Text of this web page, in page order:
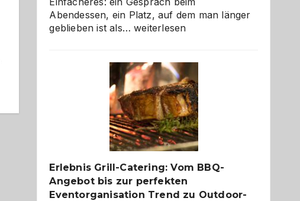
Abendessen, ein Platz, auf dem man länger
geblieben ist als…Als
–
die
Gelegenheit,
neue
Reiseziele
zu
entdecken
weiterlesen
Erlebnis Grill-Catering: Vom BBQ-
Angebot bis zur perfekten
Eventorganisation Trend zu Outdoor-